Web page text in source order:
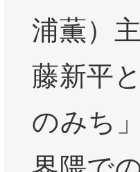
浦薫）
藤新平
のみち